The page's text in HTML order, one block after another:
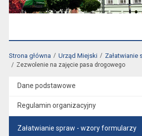
Strona główna Urząd Miejski Załatwianie
Zezwolenie na zajęcie pasa drogowego
Dane podstawowe
Regulamin organizacyjny
Załatwianie spraw - wzory formularzy